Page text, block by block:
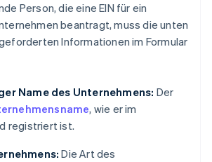
Person, die eine EIN für ein
beantragt, muss die unten
Informationen im Formular
Name des Unternehmens: Der
, wie er im
registriert ist.
Die Art des